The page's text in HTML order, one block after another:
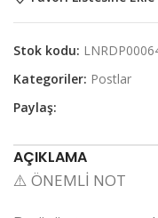
Stok kodu:
Kategoriler: Postlar
Paylaş:
AÇIKLAMA
⚠️ ÖNEMLİ NOT